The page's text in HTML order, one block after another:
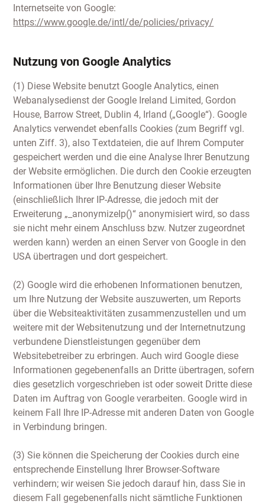
Internetseite von Google:
https://www.google.de/intl/de/policies/privacy/
Nutzung von Google Analytics
(1) Diese Website benutzt Google Analytics, einen
Webanalysedienst der Google Ireland Limited, Gordon
House, Barrow Street, Dublin 4, Irland („Google“). Google
Analytics verwendet ebenfalls Cookies (zum Begriff vgl.
unten Ziff. 3), also Textdateien, die auf Ihrem Computer
gespeichert werden und die eine Analyse Ihrer Benutzung
der Website ermöglichen. Die durch den Cookie erzeugten
Informationen über Ihre Benutzung dieser Website
(einschließlich Ihrer IP-Adresse, die jedoch mit der
Erweiterung „_anonymizeIp()“ anonymisiert wird, so dass
sie nicht mehr einem Anschluss bzw. Nutzer zugeordnet
werden kann) werden an einen Server von Google in den
USA übertragen und dort gespeichert.
(2) Google wird die erhobenen Informationen benutzen,
um Ihre Nutzung der Website auszuwerten, um Reports
über die Websiteaktivitäten zusammenzustellen und um
weitere mit der Websitenutzung und der Internetnutzung
verbundene Dienstleistungen gegenüber dem
Websitebetreiber zu erbringen. Auch wird Google diese
Informationen gegebenenfalls an Dritte übertragen, sofern
dies gesetzlich vorgeschrieben ist oder soweit Dritte diese
Daten im Auftrag von Google verarbeiten. Google wird in
keinem Fall Ihre IP-Adresse mit anderen Daten von Google
in Verbindung bringen.
(3) Sie können die Speicherung der Cookies durch eine
entsprechende Einstellung Ihrer Browser-Software
verhindern; wir weisen Sie jedoch darauf hin, dass Sie in
diesem Fall gegebenenfalls nicht sämtliche Funktionen